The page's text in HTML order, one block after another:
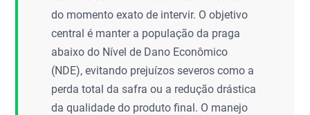
do momento exato de intervir. O objetivo
central é manter a população da praga
abaixo do Nível de Dano Econômico
(NDE), evitando prejuízos severos como a
perda total da safra ou a redução drástica
da qualidade do produto final. O manejo